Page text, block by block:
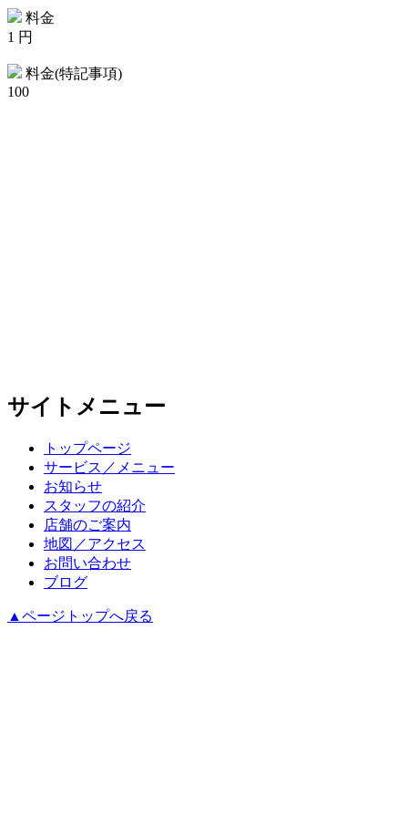
料金
1 円
料金(特記事項)
100
サイトメニュー
トップページ
サービス／メニュー
お知らせ
スタッフの紹介
店舗のご案内
地図／アクセス
お問い合わせ
ブログ
▲ページトップへ戻る